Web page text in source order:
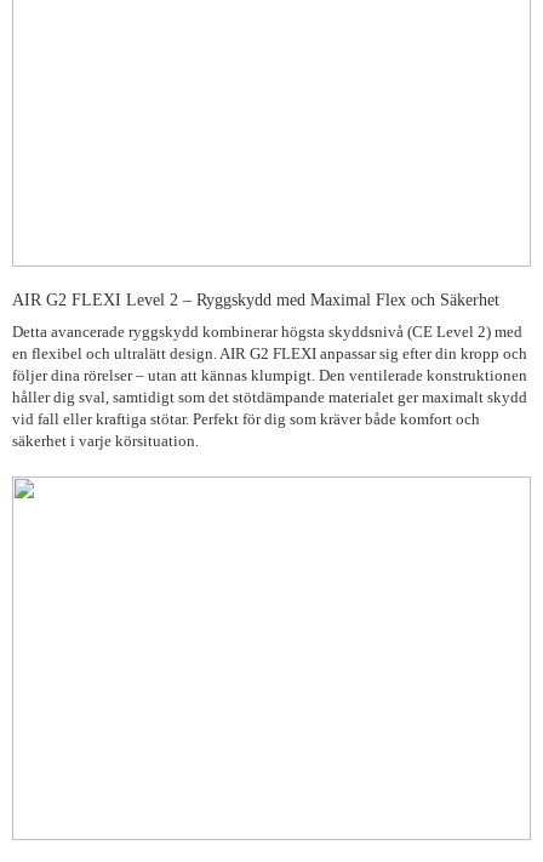
AIR G2 FLEXI Level 2 – Ryggskydd med Maximal Flex och Säkerhet
Detta avancerade ryggskydd kombinerar högsta skyddsnivå (CE Level 2) med
en flexibel och ultralätt design. AIR G2 FLEXI anpassar sig efter din kropp och
följer dina rörelser – utan att kännas klumpigt. Den ventilerade konstruktionen
håller dig sval, samtidigt som det stötdämpande materialet ger maximalt skydd
vid fall eller kraftiga stötar. Perfekt för dig som kräver både komfort och
säkerhet i varje körsituation.